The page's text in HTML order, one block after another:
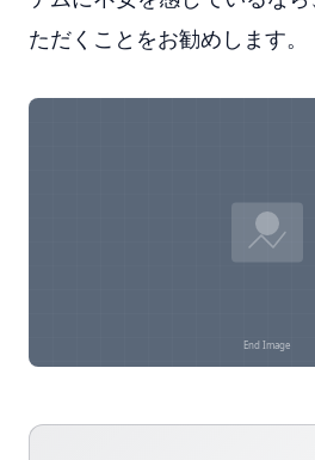
ただくことをお勧めします。